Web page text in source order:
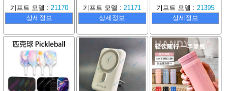
기프트 모델 : 21170
상세정보
기프트 모델 :21171
상세정보
기프트 모델 :21395
상세정보